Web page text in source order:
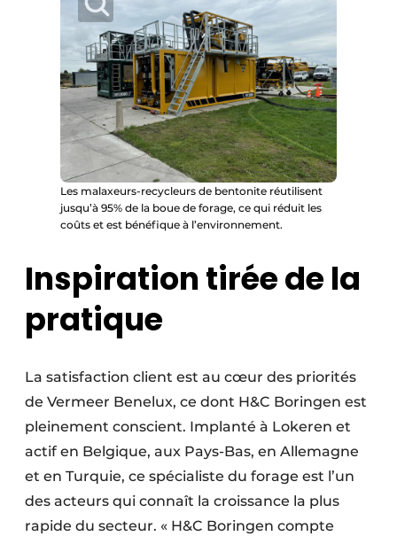
Les malaxeurs-recycleurs de bentonite réutilisent
jusqu’à 95% de la boue de forage, ce qui réduit les
coûts et est bénéfique à l’environnement.
Inspiration tirée de la
pratique
La satisfaction client est au cœur des priorités
de Vermeer Benelux, ce dont H&C Boringen est
pleinement conscient. Implanté à Lokeren et
actif en Belgique, aux Pays-Bas, en Allemagne
et en Turquie, ce spécialiste du forage est l’un
des acteurs qui connaît la croissance la plus
rapide du secteur. « H&C Boringen compte